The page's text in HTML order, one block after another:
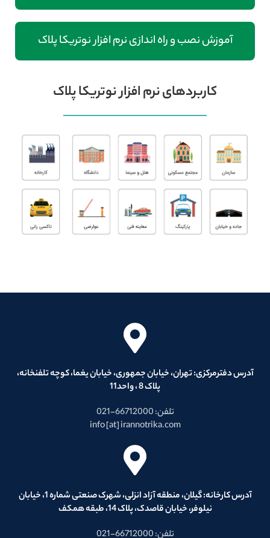
آموزش نصب و راه اندازی نرم افزار نوتریکا پلاک
کاربردهای نرم افزار نوتریکا پلاک
آدرس دفترمرکزی: تهران، خیابان جمهوری، خیابان یغما، کوچه تلفنخانه،
پلاک 8 ، واحد11
تلفن: 66712000-021
info [at] irannotrika.com
آدرس کارخانه: گیلان، منطقه آزاد انزلی، شهرک صنعتی شماره 1، خیابان
نیلوفر، خیابان قاصدک، پلاک 14، طبقه همکف
تلفن: 66712000-021